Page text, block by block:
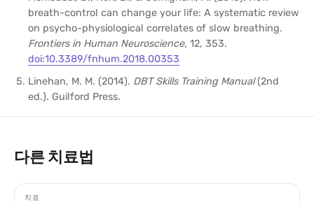
breath-control can change your life: A systematic review
on psycho-physiological correlates of slow breathing.
Frontiers in Human Neuroscience, 12, 353.
doi:10.3389/fnhum.2018.00353
Linehan, M. M. (2014). DBT Skills Training Manual(2nd
ed.). Guilford Press.
다른 치료법
치료